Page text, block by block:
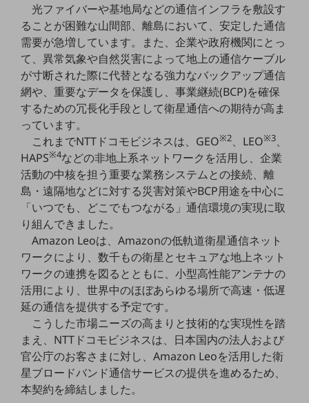
データ利活用
運用管理
業務支援・マーケティング
災害対策・BCP
課題・ニーズで探す
課題・ニーズで探すTOP
コミュニケーション・情報共有
マーケティング
業務効率化
災害対策
職場環境整備
地域共創・地方創生
セキュリティ対策
遠隔監視
光ファイバーや基地局などの通信インフラを敷設す
ることが困難な山間部、離島において、安定した通信
需要が急増しています。また、企業や政府機関にとっ
て、異常気象や自然災害によって地上の通信ケーブル
が寸断された際に代替となる強力なバックアップ通信
網や、重要なデータを保護し、事業継続(BCP)を確保
するための冗長化手段として衛星通信への期待が高ま
っています。
これまでNTTドコモビジネスは、GEO※2、LEO※3、
HAPS※4などの非地上系ネットワークを活用し、企業
活動の中核を担う重要な業務システムとの接続、離
島・遠隔地などに対する災害対策やBCP用途を中心に
「いつでも、どこでもつながる」通信環境の実現に取
り組んできました。
Amazon Leoは、Amazonの低軌道衛星通信ネット
ワークにより、数千もの衛星とセキュアな地上ネット
ワークの連携を図るとともに、小型高性能アンテナの
活用により、世界中のほぼあらゆる場所で高速・低遅
延の通信を提供する予定です。
こうした市場ニーズの高まりと技術的な実現性を踏
まえ、NTTドコモビジネスは、日本国内の法人および
官公庁のお客さまに対し、Amazon Leoを活用した衛
星ブロードバンド通信サービスの提供を進めるため、
本契約を締結しました。